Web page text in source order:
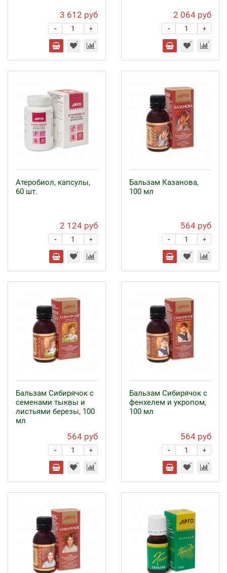
3 612 руб
+
-
2 064 руб
+
-
Атеробиол, капсулы,
60 шт.
2 124 руб
+
-
Бальзам Казанова,
100 мл
564 руб
+
-
Бальзам Сибирячок с
семенами тыквы и
листьями березы, 100
мл
564 руб
+
-
Бальзам Сибирячок с
фенхелем и укропом,
100 мл
564 руб
+
-